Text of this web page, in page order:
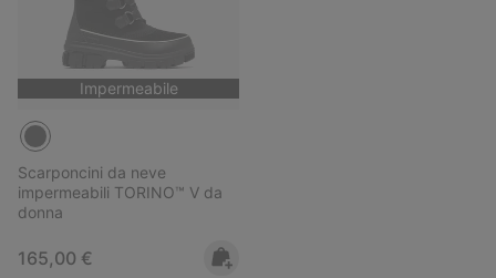
Impermeabile
Scarponcini da neve
impermeabili TORINO™ V da
donna
Regular price:
165,00 €